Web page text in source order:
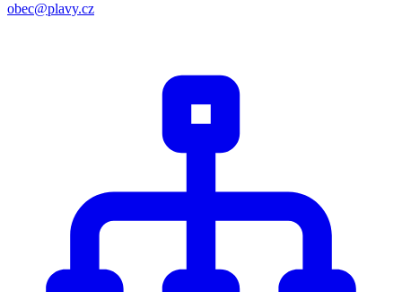
obec@plavy.cz